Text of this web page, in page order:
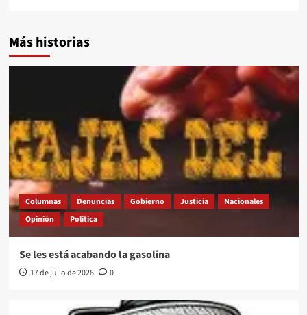
Más historias
Columnas Denuncias Gobierno Justicia
Nacionales
Opinión
Política
Se les está acabando la gasolina
17 de julio de 2026 0